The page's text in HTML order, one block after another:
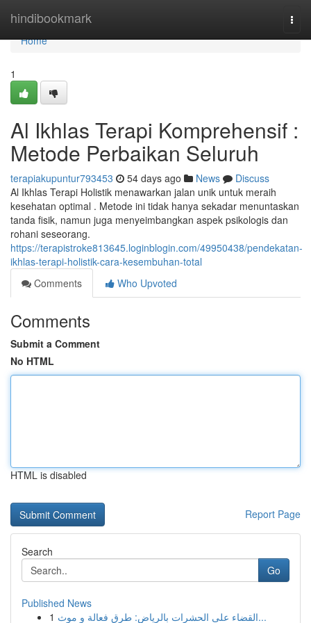
hindibookmark
Home
Home
1
Al Ikhlas Terapi Komprehensif :
Metode Perbaikan Seluruh
terapiakupuntur793453 54 days ago News
Discuss
Al Ikhlas Terapi Holistik menawarkan jalan unik untuk meraih
kesehatan optimal . Metode ini tidak hanya sekadar menuntaskan
tanda fisik, namun juga menyeimbangkan aspek psikologis dan
rohani seseorang.
https://terapistroke813645.loginblogin.com/49950438/pendekatan-
ikhlas-terapi-holistik-cara-kesembuhan-total
Comments
Who Upvoted
Comments
Submit a Comment
No HTML
HTML is disabled
Report Page
Search
Go
Published News
1
القضاء على الحشرات بالرياض: طرق فعالة و موث...